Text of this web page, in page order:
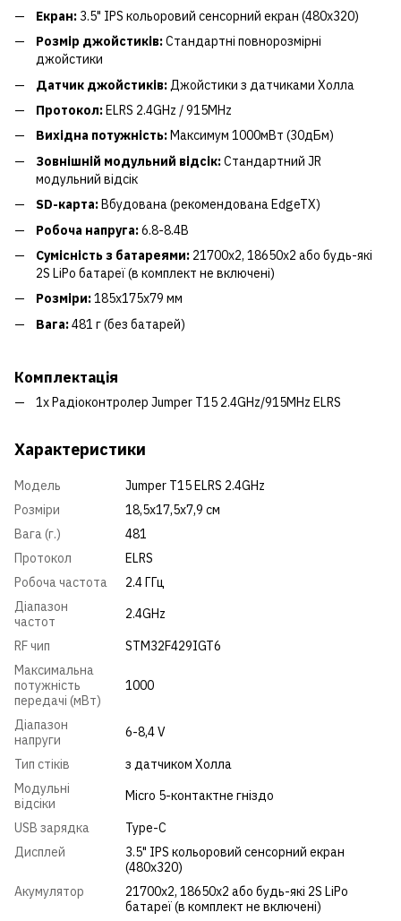
Екран: 3.5" IPS кольоровий сенсорний екран (480x320)
Розмір джойстиків:Стандартні повнорозмірні
джойстики
Датчик джойстиків:Джойстики з датчиками Холла
Протокол:ELRS 2.4GHz / 915MHz
Вихідна потужність: Максимум 1000мВт (30дБм)
Зовнішній модульний відсік:Стандартний JR
модульний відсік
SD-карта:Вбудована (рекомендована EdgeTX)
Робоча напруга:6.8-8.4В
Сумісність з батареями: 21700x2, 18650x2 або будь-які
2S LiPo батареї (в комплект не включені)
Розміри:185x175x79 мм
Вага:481 г (без батарей)
Комплектація
1x Радіоконтролер Jumper T15 2.4GHz/915MHz ELRS
Характеристики
Модель
Jumper T15 ELRS 2.4GHz
Розміри
18,5x17,5x7,9 см
Вага (г.)
481
Протокол
ELRS
Робоча частота
2.4 ГГц
Діапазон
частот
2.4GHz
RF чип
STM32F429IGT6
Максимальна
потужність
передачі (мВт)
1000
Діапазон
напруги
6-8,4 V
Тип стіків
з датчиком Холла
Модульні
відсіки
Micro 5-контактне гніздо
USB зарядка
Type-C
Дисплей
3.5" IPS кольоровий сенсорний екран
(480x320)
Акумулятор
21700x2, 18650x2 або будь-які 2S LiPo
батареї (в комплект не включені)